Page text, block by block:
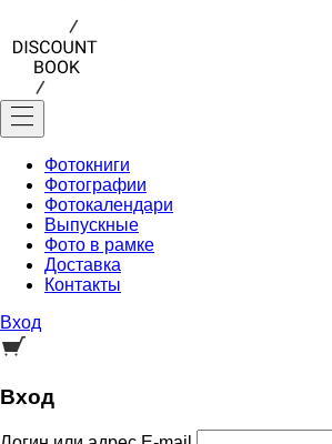
Фотокниги
Фотографии
Фотокалендари
Выпускные
Фото в рамке
Доставка
Контакты
Вход
Вход